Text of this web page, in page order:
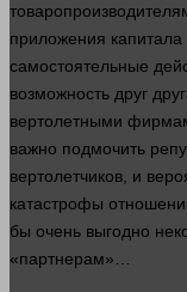
приложения капитала
самостоятельные
возможность друг
вертолетными
важно подмочить
вертолетчиков, и
катастрофы
бы очень выгодно
«партнерам»…